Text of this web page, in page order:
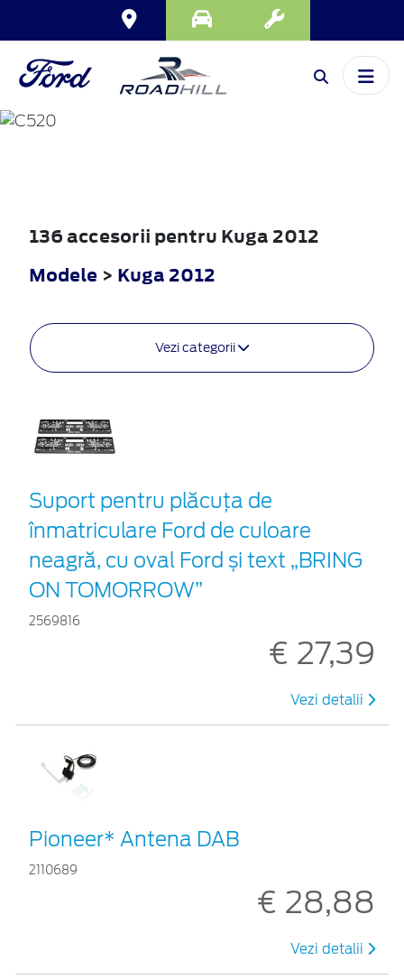
KUGA
136 accesorii pentru Kuga 2012
Modele > Kuga 2012
Vezi categorii
Suport pentru plăcuța de
înmatriculare Ford de culoare
neagră, cu oval Ford și text „BRING
ON TOMORROW”
2569816
€ 27,39
Vezi detalii
Pioneer* Antena DAB
2110689
€ 28,88
Vezi detalii